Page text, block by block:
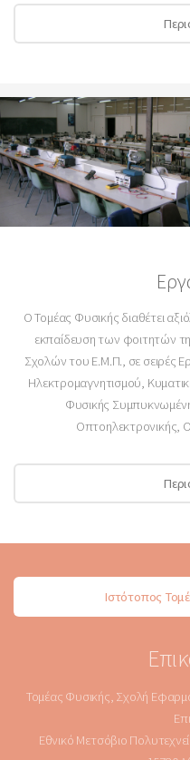
O Τομέας Φυσικής διαθέτει
εκπαίδευση των φοιτητών
Σχολών του Ε.Μ.Π., σε σειρές
Ηλεκτρομαγνητισμού,
Φυσικής
Οπτοηλεκτρονικής,
Ιστότοπος
Τομέας Φυσικής, Σχολή
Εθνικό Μετσόβιο